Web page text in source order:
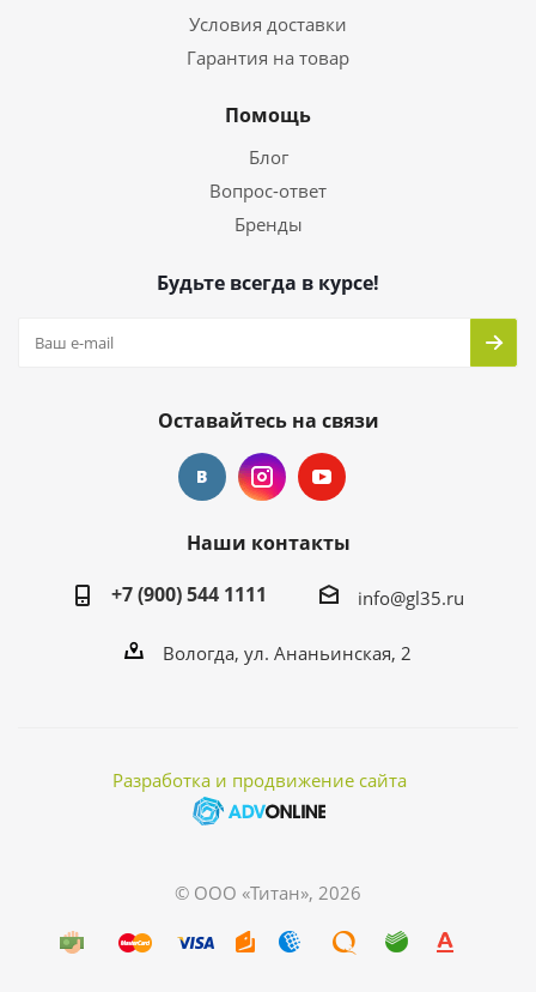
Условия доставки
Гарантия на товар
Помощь
Блог
Вопрос-ответ
Бренды
Будьте всегда в курсе!
Оставайтесь на связи
Наши контакты
+7 (900) 544 1111
info@gl35.ru
Вологда, ул. Ананьинская, 2
Разработка и продвижение сайта
© ООО «Титан», 2026